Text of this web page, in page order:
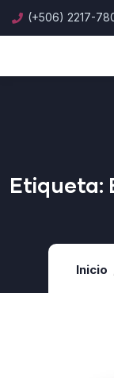
(+506) 2217-
Etiqueta:
Inicio